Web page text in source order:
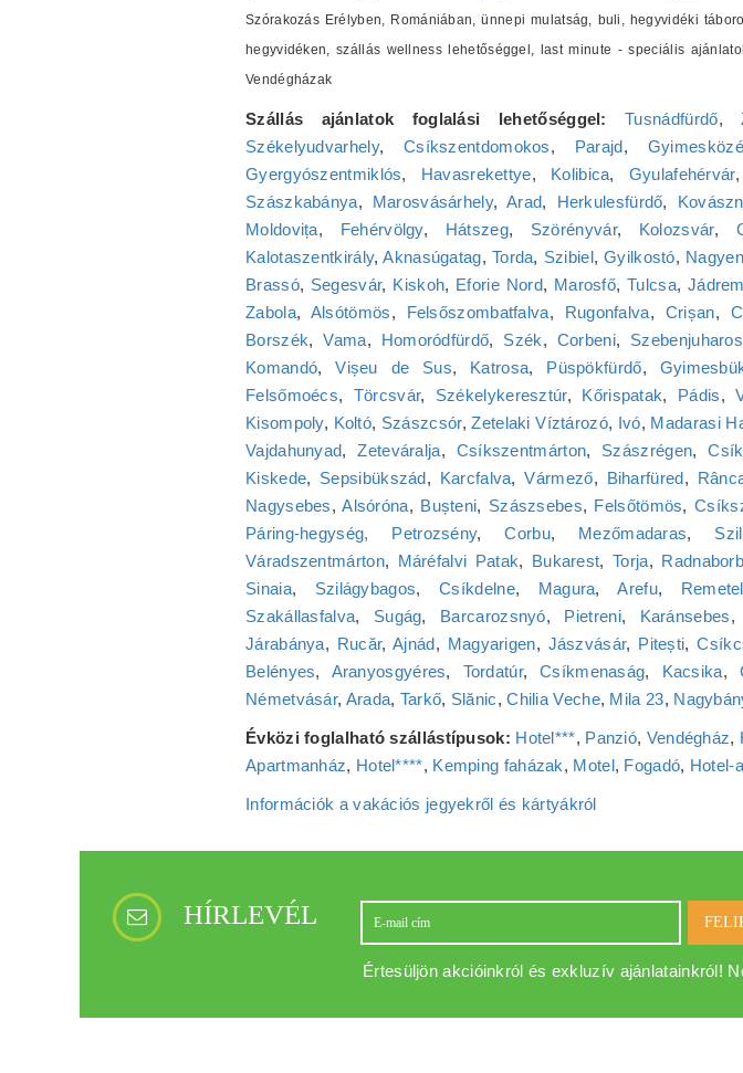
Szórakozás Erélyben, Romániában, ünnepi mulatság, buli, hegyvidéki
hegyvidéken, szállás wellness lehetőséggel, last minute - speciális
Vendégházak
Szállás ajánlatok foglalási lehetőséggel: Tusnádfürdő,
Székelyudvarhely, Csíkszentdomokos, Parajd,
Gyergyószentmiklós, Havasrekettye, Kolibica, Gyulafehérvár
Szászkabánya, Marosvásárhely,Arad, Herkulesfürdő,
Moldovița, Fehérvölgy, Hátszeg, Szörényvár, Kolozsvár,
Kalotaszentkirály,Aknasúgatag, Torda, Szibiel,Gyilkostó,
Brassó, Segesvár, Kiskoh, Eforie Nord, Marosfő,Tulcsa,
Zabola, Alsótömös, Felsőszombatfalva, Rugonfalva, Crișan,
Borszék,Vama, Homoródfürdő, Szék, Corbeni, Szebenjuharos
Komandó,Vișeu de Sus, Katrosa, Püspökfürdő,
Felsőmoécs, Törcsvár, Székelykeresztúr, Kőrispatak, Pádis,
Kisompoly, Koltó, Szászcsór,Zetelaki Víztározó, Ivó, Madarasi
Vajdahunyad,Zeteváralja, Csíkszentmárton, Szászrégen,
Kiskede, Sepsibükszád, Karcfalva,Vármező, Biharfüred,
Nagysebes,Alsóróna, Bușteni, Szászsebes, Felsőtömös,
Páring-hegység, Petrozsény,Corbu, Mezőmadaras,
Váradszentmárton, Máréfalvi Patak, Bukarest,Torja,
Sinaia, Szilágybagos,Csíkdelne, Magura,Arefu,
Szakállasfalva, Sugág, Barcarozsnyó, Pietreni, Karánsebes,
Járabánya, Rucăr,Ajnád, Magyarigen, Jászvásár, Pitești,
Belényes, Aranyosgyéres, Tordatúr,Csíkmenaság, Kacsika,
Németvásár, Arada, Tarkő, Slănic,Chilia Veche, Mila 23,
Évközi foglalható szállástípusok: Hotel***, Panzió, Vendégház,
Apartmanház, Hotel****, Kemping faházak, Motel, Fogadó,
Információk a vakációs jegyekről és kártyákról
HÍRLEVÉL
Értesüljön akcióinkról és exkluzív ajánlatainkról!